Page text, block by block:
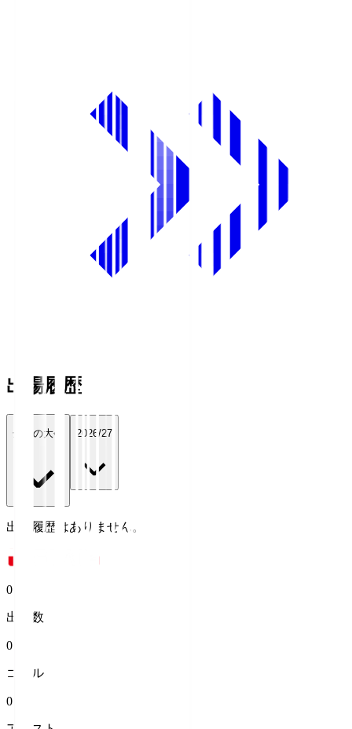
出場履歴
全ての大会 2026/27
出場履歴はありません。
0
出場数
0
ゴール
0